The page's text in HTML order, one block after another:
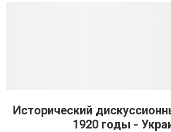
Исторический
1920 годы -